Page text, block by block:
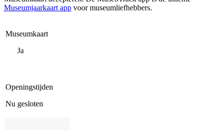
Museumjaarkaart app voor museumliefhebbers.
Museumkaart
Ja
Openingstijden
Nu gesloten